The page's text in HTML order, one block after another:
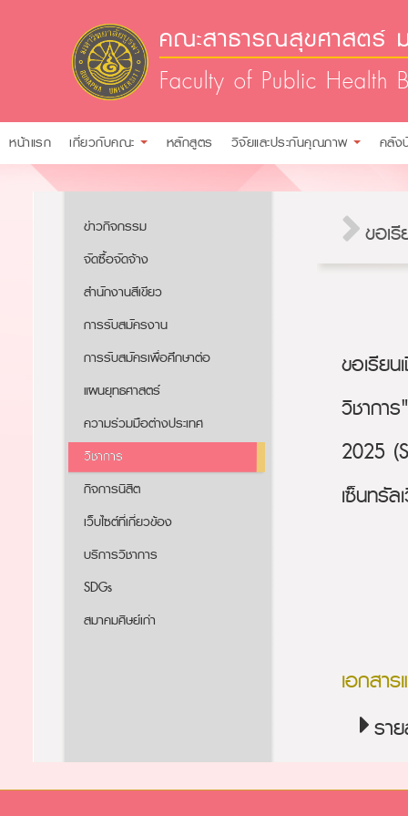
คณะสาธารณสุขศาสตร์
Faculty of Public Health
หน้าแรก เกี่ยวกับคณะ หลักสูตร วิจัยและประกันคุณภาพ คลั
ข่าวกิจกรรม
จัดซื้อจัดจ้าง
สำนักงานสีเขียว
การรับสมัครงาน​​
การรับสมัครเพื่อศึกษาต่อ​
แผนยุทธศาสตร์
ความร่วมมือต่างประเทศ
วิชาการ
กิจการนิสิต
เว็บไซต์ที่เกี่ยวข้อง
บริการวิชาการ
SDGs
สมาคมศิษย์เก่า
ขอเ
ขอเรีย
วิชากา
2025
เซ็นทรั
เอกสา
รา